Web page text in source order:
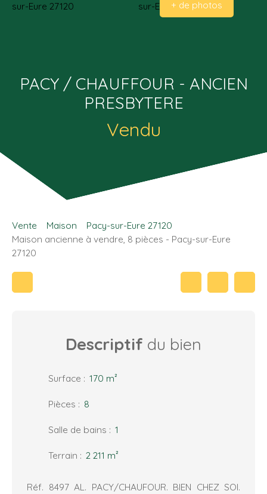
+ de photos
PACY / CHAUFFOUR - ANCIEN
PRESBYTERE
Vendu
Vente Maison
Pacy-sur-Eure 27120
Maison ancienne à vendre, 8 pièces - Pacy-sur-Eure
27120
Descriptif du bien
Surface : 170 m²
Pièces : 8
Salle de bains : 1
Terrain : 2 211 m²
Réf. 8497 AL. PACY/CHAUFOUR. BIEN CHEZ SOI.